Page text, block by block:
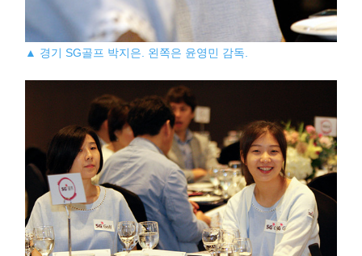
▲ 경기 SG골프 박지은. 왼쪽은 윤영민 감독.